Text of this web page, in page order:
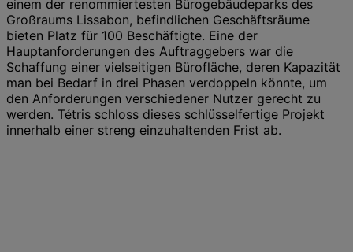
einem der renommiertesten Bürogebäudeparks des
Großraums Lissabon, befindlichen Geschäftsräume
bieten Platz für 100 Beschäftigte. Eine der
Hauptanforderungen des Auftraggebers war die
Schaffung einer vielseitigen Bürofläche, deren Kapazität
man bei Bedarf in drei Phasen verdoppeln könnte, um
den Anforderungen verschiedener Nutzer gerecht zu
werden. Tétris schloss dieses schlüsselfertige Projekt
innerhalb einer streng einzuhaltenden Frist ab.